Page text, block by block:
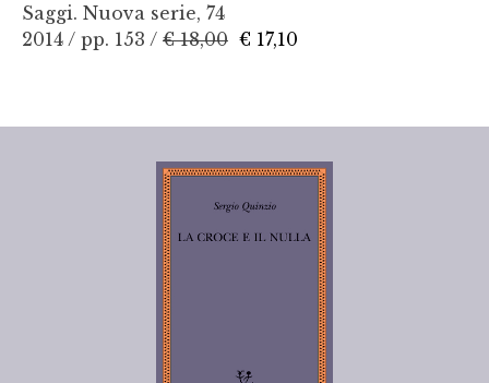
Saggi. Nuova serie, 74
2014 / pp. 153 / € 18,00 € 17,10